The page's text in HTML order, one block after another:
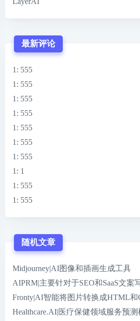
最新评论
1 : 555
1 : 555
1 : 555
1 : 555
1 : 555
1 : 555
1 : 555
1 : 1
1 : 555
1 : 555
随机文章
Midjourney|AI图像和插画生成工具
AIPRM|主要针对于SEO和SaaS文案
Fronty|AI智能将图片转换成HTML和
Healthcare.AI|医疗保健领域服务预测